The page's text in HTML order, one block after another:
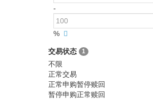
-
%
交易状态 1
不限
正常交易
正常申购暂停赎回
暂停申购正常赎回